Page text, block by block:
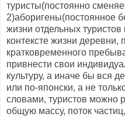
туристы(постоянно
2)аборигены(постоянное
жизни отдельных туристов
контексте жизни деревни,
кратковременного
привнести свои
культуру, а иначе бы вся
или по-японски, а не
словами, туристов можно
общую массу, поток